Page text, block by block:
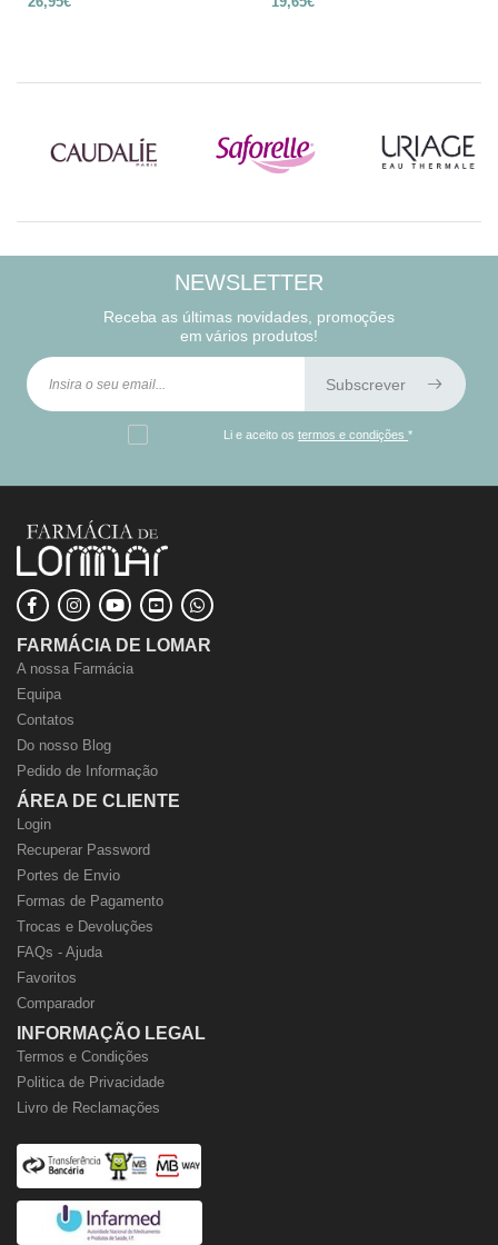
NEWSLETTER
Receba as últimas novidades, promoções
em vários produtos!
Subscrever
Li e aceito ostermos e condições*
FARMÁCIA DE LOMAR
A nossa Farmácia
Equipa
Contatos
Do nosso Blog
Pedido de Informação
ÁREA DE CLIENTE
Login
Recuperar Password
Portes de Envio
Formas de Pagamento
Trocas e Devoluções
FAQs - Ajuda
Favoritos
Comparador
INFORMAÇÃO LEGAL
Termos e Condições
Politica de Privacidade
Livro de Reclamações